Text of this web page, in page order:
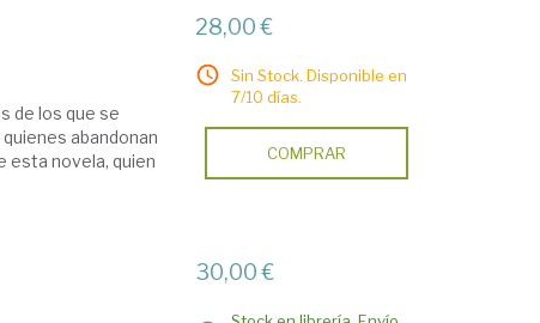
de los que se
abandonan
esta novela, quien
28,00 €
Sin Stock. Disponible en
7/10 días.
COMPRAR
30,00 €